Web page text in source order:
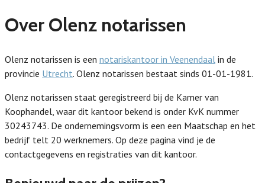
Over Olenz notarissen
Olenz notarissen is een notariskantoor in Veenendaal in de
provincie Utrecht. Olenz notarissen bestaat sinds 01-01-1981.
Olenz notarissen staat geregistreerd bij de Kamer van
Koophandel, waar dit kantoor bekend is onder KvK nummer
30243743. De ondernemingsvorm is een een Maatschap en het
bedrijf telt 20 werknemers. Op deze pagina vind je de
contactgegevens en registraties van dit kantoor.